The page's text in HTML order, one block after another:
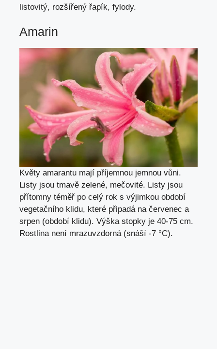
listovitý, rozšířený řapík, fylody.
Amarin
Květy amarantu mají příjemnou jemnou vůni.
Listy jsou tmavě zelené, mečovité. Listy jsou
přítomny téměř po celý rok s výjimkou období
vegetačního klidu, které připadá na červenec a
srpen (období klidu). Výška stopky je 40-75 cm.
Rostlina není mrazuvzdorná (snáší -7 °C).